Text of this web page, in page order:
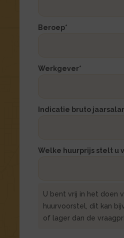
Beroep*
Werkgever*
Indicatie bruto
Welke huurprijs stelt u
U bent vrij in het doen
huurvoorstel, dit kan
of lager dan de